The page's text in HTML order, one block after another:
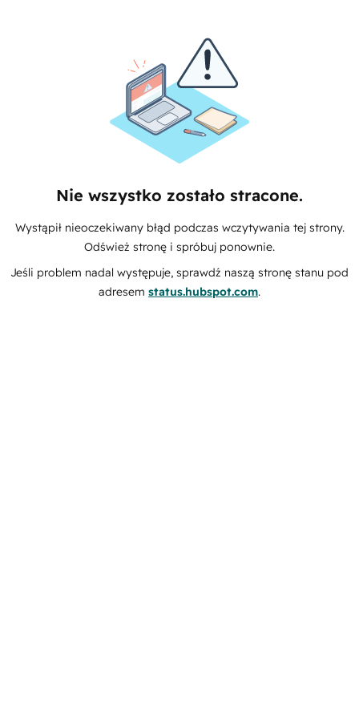
Nie wszystko zostało stracone.
Wystąpił nieoczekiwany błąd podczas wczytywania tej strony.
Odśwież stronę i spróbuj ponownie.
Jeśli problem nadal występuje, sprawdź naszą stronę stanu pod
adresem status.hubspot.com.